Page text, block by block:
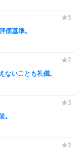
価基準。
ないことも礼儀。
。